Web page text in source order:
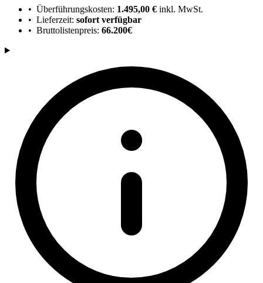
• Überführungskosten: 1.495,00 € inkl. MwSt.
• Lieferzeit: sofort verfügbar
• Bruttolistenpreis: 66.200€